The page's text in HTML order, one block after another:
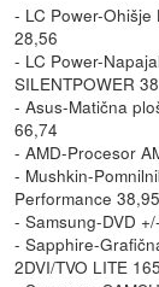
- LC Power-Ohišje
28,56
- LC Power-
SILENTPOWER
- Asus-Matična
66,74
- AMD-Procesor
- Mushkin-
Performance 38,95
- Samsung-DVD
- Sapphire-
2DVI/TVO LITE